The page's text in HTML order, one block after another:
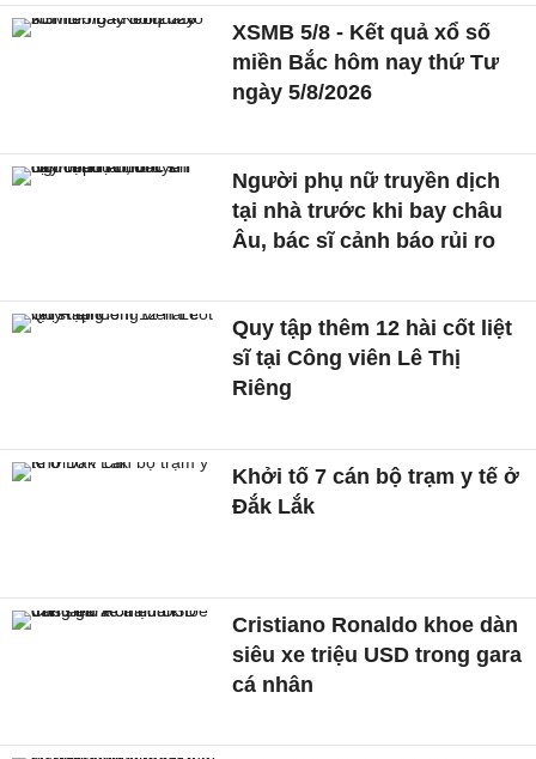
XSMB 5/8 - Kết quả xổ số
miền Bắc hôm nay thứ Tư
ngày 5/8/2026
Người phụ nữ truyền dịch
tại nhà trước khi bay châu
Âu, bác sĩ cảnh báo rủi ro
Quy tập thêm 12 hài cốt liệt
sĩ tại Công viên Lê Thị
Riêng
Khởi tố 7 cán bộ trạm y tế ở
Đắk Lắk
Cristiano Ronaldo khoe dàn
siêu xe triệu USD trong gara
cá nhân